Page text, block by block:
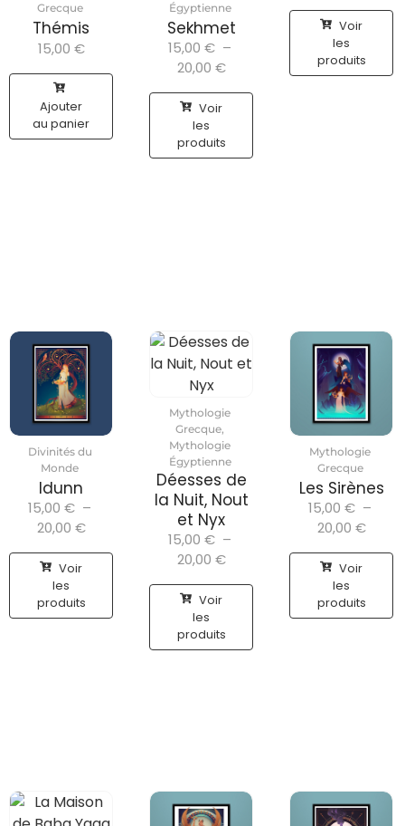
Grecque
Thémis
15,00 €
Ajouter
au panier
Égyptienne
Sekhmet
15,00 € –
20,00 €
Voir
les
produits
Voir
les
produits
Divinités du
Monde
Idunn
15,00 € –
20,00 €
Voir
les
produits
Mythologie
Grecque,
Mythologie
Égyptienne
Déesses de
la Nuit, Nout
et Nyx
15,00 € –
20,00 €
Voir
les
produits
Mythologie
Grecque
Les Sirènes
15,00 € –
20,00 €
Voir
les
produits